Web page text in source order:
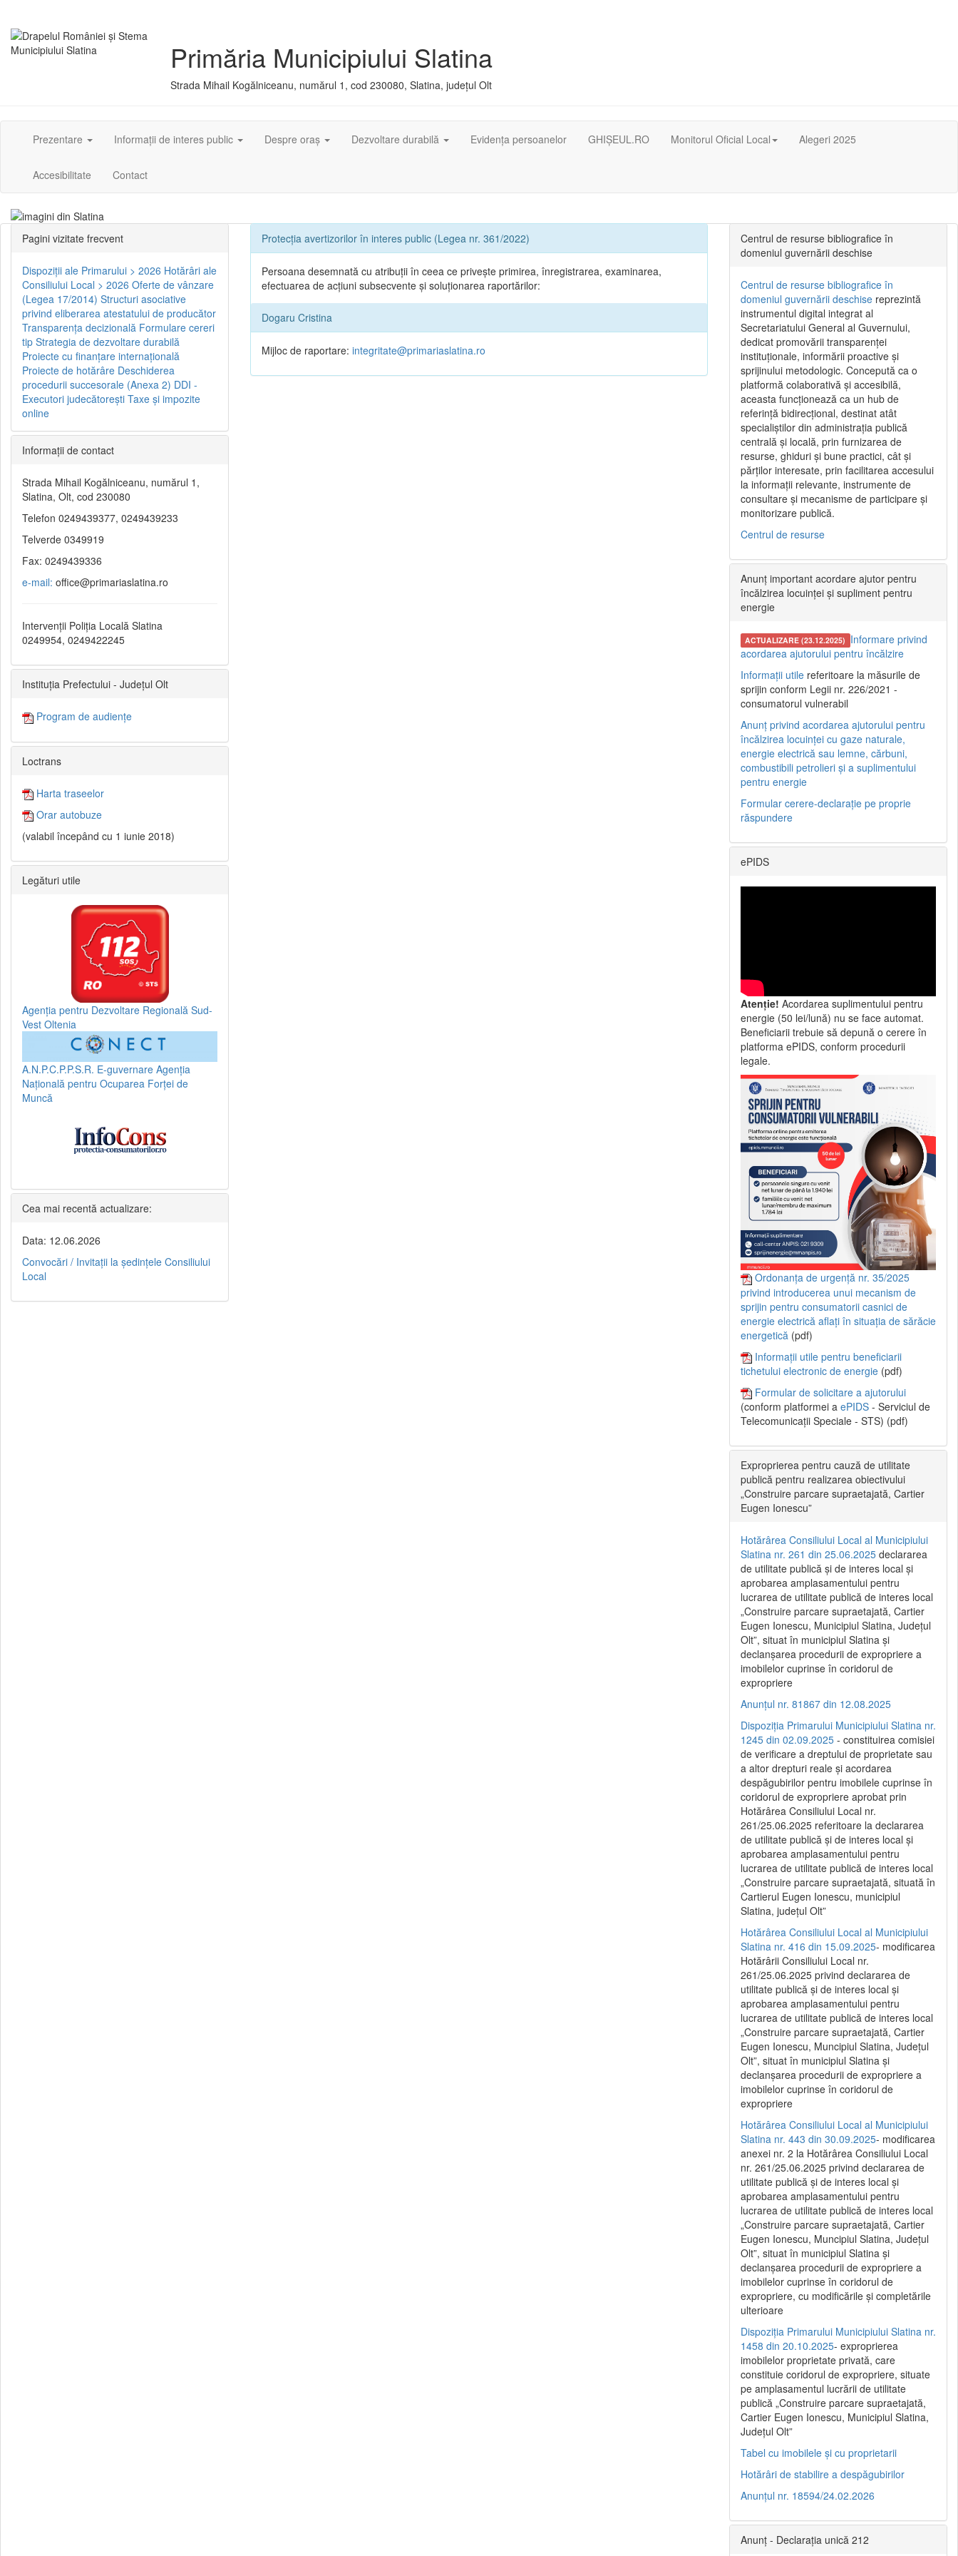
Primăria Municipiului Slatina
Strada Mihail Kogălniceanu, numărul 1, cod 230080, Slatina, județul Olt
Prezentare Informații de interes public Despre oraș Dezvoltare durabilă Evidența persoanelor GHIȘEUL.RO Monitorul Oficial Local Alegeri 2025
Accesibilitate Contact
Protecția avertizorilor în interes public (Legea nr. 361/2022)
Persoana desemnată cu atribuții în ceea ce privește primirea, înregistrarea, examinarea,
efectuarea de acțiuni subsecvente și soluționarea raportărilor:
Dogaru Cristina
Mijloc de raportare: integritate@primariaslatina.ro
Pagini vizitate frecvent
Dispoziţii ale Primarului > 2026 Hotărâri ale
Consiliului Local > 2026 Oferte de vânzare
(Legea 17/2014) Structuri asociative
privind eliberarea atestatului de producător
Transparenţa decizională Formulare cereri
tip Strategia de dezvoltare durabilă
Proiecte cu finanţare internaţională
Proiecte de hotărâre Deschiderea
procedurii succesorale (Anexa 2) DDI -
Executori judecătorești Taxe şi impozite
online
Informaţii de contact
Strada Mihail Kogălniceanu, numărul 1,
Slatina, Olt, cod 230080
Telefon 0249439377, 0249439233
Telverde 0349919
Fax: 0249439336
e-mail: office@primariaslatina.ro
Intervenții Poliția Locală Slatina
0249954, 0249422245
Instituția Prefectului - Județul Olt
Program de audiențe
Loctrans
Harta traseelor
Orar autobuze
(valabil începând cu 1 iunie 2018)
Legături utile
Agenția pentru Dezvoltare Regională Sud-
Vest Oltenia
A.N.P.C.P.P.S.R. E-guvernare Agenția
Națională pentru Ocuparea Forței de
Muncă
Cea mai recentă actualizare:
Data: 12.06.2026
Convocări / Invitaţii la şedinţele Consiliului
Local
Centrul de resurse bibliografice în
domeniul guvernării deschise
Centrul de resurse bibliografice în
domeniul guvernării deschise reprezintă
instrumentul digital integrat al
Secretariatului General al Guvernului,
dedicat promovării transparenței
instituționale, informării proactive și
sprijinului metodologic. Concepută ca o
platformă colaborativă și accesibilă,
aceasta funcționează ca un hub de
referință bidirecțional, destinat atât
specialiștilor din administrația publică
centrală și locală, prin furnizarea de
resurse, ghiduri și bune practici, cât și
părților interesate, prin facilitarea accesului
la informații relevante, instrumente de
consultare și mecanisme de participare și
monitorizare publică.
Centrul de resurse
Anunț important acordare ajutor pentru
încălzirea locuinței și supliment pentru
energie
ACTUALIZARE (23.12.2025) Informare privind
acordarea ajutorului pentru încălzire
Informații utile referitoare la măsurile de
sprijin conform Legii nr. 226/2021 -
consumatorul vulnerabil
Anunț privind acordarea ajutorului pentru
încălzirea locuinței cu gaze naturale,
energie electrică sau lemne, cărbuni,
combustibili petrolieri și a suplimentului
pentru energie
Formular cerere-declarație pe proprie
răspundere
ePIDS
Atenție! Acordarea suplimentului pentru
energie (50 lei/lună) nu se face automat.
Beneficiarii trebuie să depună o cerere în
platforma ePIDS, conform procedurii
legale.
Ordonanța de urgență nr. 35/2025
privind introducerea unui mecanism de
sprijin pentru consumatorii casnici de
energie electrică aflați în situația de sărăcie
energetică (pdf)
Informații utile pentru beneficiarii
tichetului electronic de energie (pdf)
Formular de solicitare a ajutorului
(conform platformei a ePIDS - Serviciul de
Telecomunicații Speciale - STS) (pdf)
Exproprierea pentru cauză de utilitate
publică pentru realizarea obiectivului
„Construire parcare supraetajată, Cartier
Eugen Ionescu”
Hotărârea Consiliului Local al Municipiului
Slatina nr. 261 din 25.06.2025 declararea
de utilitate publică și de interes local și
aprobarea amplasamentului pentru
lucrarea de utilitate publică de interes local
„Construire parcare supraetajată, Cartier
Eugen Ionescu, Municipiul Slatina, Județul
Olt”, situat în municipiul Slatina și
declanșarea procedurii de expropriere a
imobilelor cuprinse în coridorul de
expropriere
Anunțul nr. 81867 din 12.08.2025
Dispoziția Primarului Municipiului Slatina nr.
1245 din 02.09.2025 - constituirea comisiei
de verificare a dreptului de proprietate sau
a altor drepturi reale și acordarea
despăgubirilor pentru imobilele cuprinse în
coridorul de expropriere aprobat prin
Hotărârea Consiliului Local nr.
261/25.06.2025 referitoare la declararea
de utilitate publică și de interes local și
aprobarea amplasamentului pentru
lucrarea de utilitate publică de interes local
„Construire parcare supraetajată, situată în
Cartierul Eugen Ionescu, municipiul
Slatina, județul Olt”
Hotărârea Consiliului Local al Municipiului
Slatina nr. 416 din 15.09.2025- modificarea
Hotărârii Consiliului Local nr.
261/25.06.2025 privind declararea de
utilitate publică și de interes local și
aprobarea amplasamentului pentru
lucrarea de utilitate publică de interes local
„Construire parcare supraetajată, Cartier
Eugen Ionescu, Muncipiul Slatina, Județul
Olt”, situat în municipiul Slatina și
declanșarea procedurii de expropriere a
imobilelor cuprinse în coridorul de
expropriere
Hotărârea Consiliului Local al Municipiului
Slatina nr. 443 din 30.09.2025- modificarea
anexei nr. 2 la Hotărârea Consiliului Local
nr. 261/25.06.2025 privind declararea de
utilitate publică şi de interes local şi
aprobarea amplasamentului pentru
lucrarea de utilitate publică de interes local
„Construire parcare supraetajată, Cartier
Eugen Ionescu, Muncipiul Slatina, Judeţul
Olt”, situat în municipiul Slatina şi
declanşarea procedurii de expropriere a
imobilelor cuprinse în coridorul de
expropriere, cu modificările şi completările
ulterioare
Dispoziția Primarului Municipiului Slatina nr.
1458 din 20.10.2025- exproprierea
imobilelor proprietate privată, care
constituie coridorul de expropriere, situate
pe amplasamentul lucrării de utilitate
publică „Construire parcare supraetajată,
Cartier Eugen Ionescu, Municipiul Slatina,
Județul Olt”
Tabel cu imobilele și cu proprietarii
Hotărâri de stabilire a despăgubirilor
Anunțul nr. 18594/24.02.2026
Anunț - Declarația unică 212